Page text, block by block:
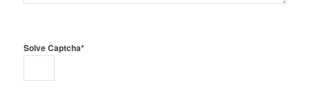
Solve Captcha*